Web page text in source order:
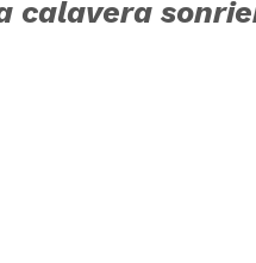
calavera